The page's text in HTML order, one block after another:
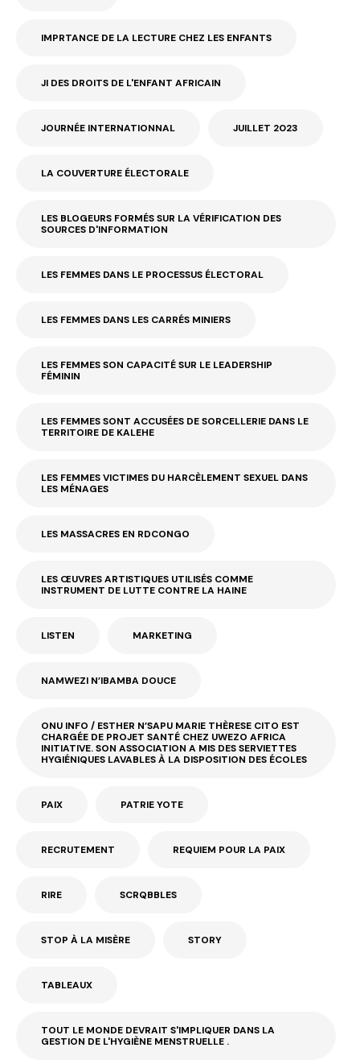
IMPRTANCE DE LA LECTURE CHEZ LES ENFANTS
JI DES DROITS DE L'ENFANT AFRICAIN
JOURNÉE INTERNATIONNAL JUILLET 2023
LA COUVERTURE ÉLECTORALE
LES BLOGEURS FORMÉS SUR LA VÉRIFICATION DES
SOURCES D'INFORMATION
LES FEMMES DANS LE PROCESSUS ÉLECTORAL
LES FEMMES DANS LES CARRÉS MINIERS
LES FEMMES SON CAPACITÉ SUR LE LEADERSHIP
FÉMININ
LES FEMMES SONT ACCUSÉES DE SORCELLERIE DANS LE
TERRITOIRE DE KALEHE
LES FEMMES VICTIMES DU HARCÈLEMENT SEXUEL DANS
LES MÉNAGES
LES MASSACRES EN RDCONGO
LES ŒUVRES ARTISTIQUES UTILISÉS COMME
INSTRUMENT DE LUTTE CONTRE LA HAINE
LISTEN MARKETING
NAMWEZI N’IBAMBA DOUCE
ONU INFO / ESTHER N’SAPU MARIE THÈRESE CITO EST
CHARGÉE DE PROJET SANTÉ CHEZ UWEZO AFRICA
INITIATIVE. SON ASSOCIATION A MIS DES SERVIETTES
HYGIÉNIQUES LAVABLES À LA DISPOSITION DES ÉCOLES
PAIX PATRIE YOTE
RECRUTEMENT REQUIEM POUR LA PAIX
RIRE SCRQBBLES
STOP À LA MISÈRE STORY
TABLEAUX
TOUT LE MONDE DEVRAIT S'IMPLIQUER DANS LA
GESTION DE L'HYGIÈNE MENSTRUELLE .